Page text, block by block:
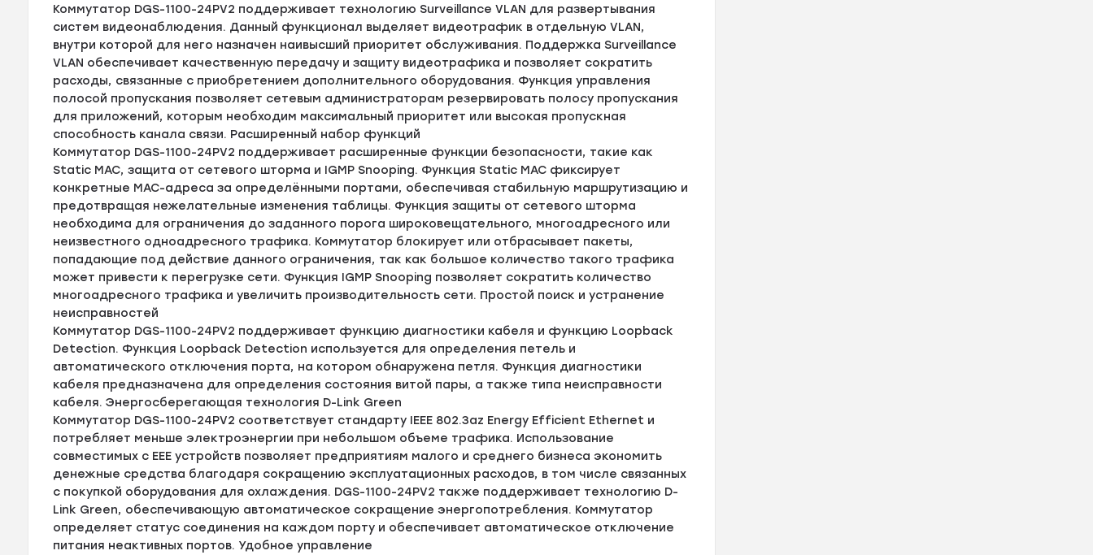
Коммутатор DGS-1100-24PV2 поддерживает технологию Surveillance VLAN для развертывания
систем видеонаблюдения. Данный функционал выделяет видеотрафик в отдельную VLAN,
внутри которой для него назначен наивысший приоритет обслуживания. Поддержка Surveillance
VLAN обеспечивает качественную передачу и защиту видеотрафика и позволяет сократить
расходы, связанные с приобретением дополнительного оборудования. Функция управления
полосой пропускания позволяет сетевым администраторам резервировать полосу пропускания
для приложений, которым необходим максимальный приоритет или высокая пропускная
способность канала связи. Расширенный набор функций
Коммутатор DGS-1100-24PV2 поддерживает расширенные функции безопасности, такие как
Static MAC, защита от сетевого шторма и IGMP Snooping. Функция Static MAC фиксирует
конкретные MAC-адреса за определёнными портами, обеспечивая стабильную маршрутизацию и
предотвращая нежелательные изменения таблицы. Функция защиты от сетевого шторма
необходима для ограничения до заданного порога широковещательного, многоадресного или
неизвестного одноадресного трафика. Коммутатор блокирует или отбрасывает пакеты,
попадающие под действие данного ограничения, так как большое количество такого трафика
может привести к перегрузке сети. Функция IGMP Snooping позволяет сократить количество
многоадресного трафика и увеличить производительность сети. Простой поиск и устранение
неисправностей
Коммутатор DGS-1100-24PV2 поддерживает функцию диагностики кабеля и функцию Loopback
Detection. Функция Loopback Detection используется для определения петель и
автоматического отключения порта, на котором обнаружена петля. Функция диагностики
кабеля предназначена для определения состояния витой пары, а также типа неисправности
кабеля. Энергосберегающая технология D-Link Green
Коммутатор DGS-1100-24PV2 соответствует стандарту IEEE 802.3az Energy Efficient Ethernet и
потребляет меньше электроэнергии при небольшом объеме трафика. Использование
совместимых с EEE устройств позволяет предприятиям малого и среднего бизнеса экономить
денежные средства благодаря сокращению эксплуатационных расходов, в том числе связанных
с покупкой оборудования для охлаждения. DGS-1100-24PV2 также поддерживает технологию D-
Link Green, обеспечивающую автоматическое сокращение энергопотребления. Коммутатор
определяет статус соединения на каждом порту и обеспечивает автоматическое отключение
питания неактивных портов. Удобное управление